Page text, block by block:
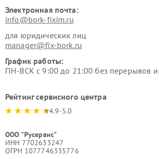
Электронная почта:
info@bork-fixim.ru
для юридических лиц
manager@fix-bork.ru
График работы:
ПН-ВСК с 9:00 до 21:00 без перерывов
Рейтинг сервисного центра
4.9-5.0
ООО "Русервис"
ИНН 7702633247
ОГРН 1077746335776